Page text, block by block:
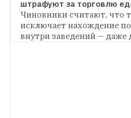
НОВОСТИ
Петербургский бизнес — о
после смягчения
власти Ленобласти
штрафуют за торговлю
Чиновники считают, что
исключает нахождение
внутри заведений — даже